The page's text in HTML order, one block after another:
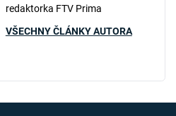
redaktorka FTV Prima
VŠECHNY ČLÁNKY AUTORA